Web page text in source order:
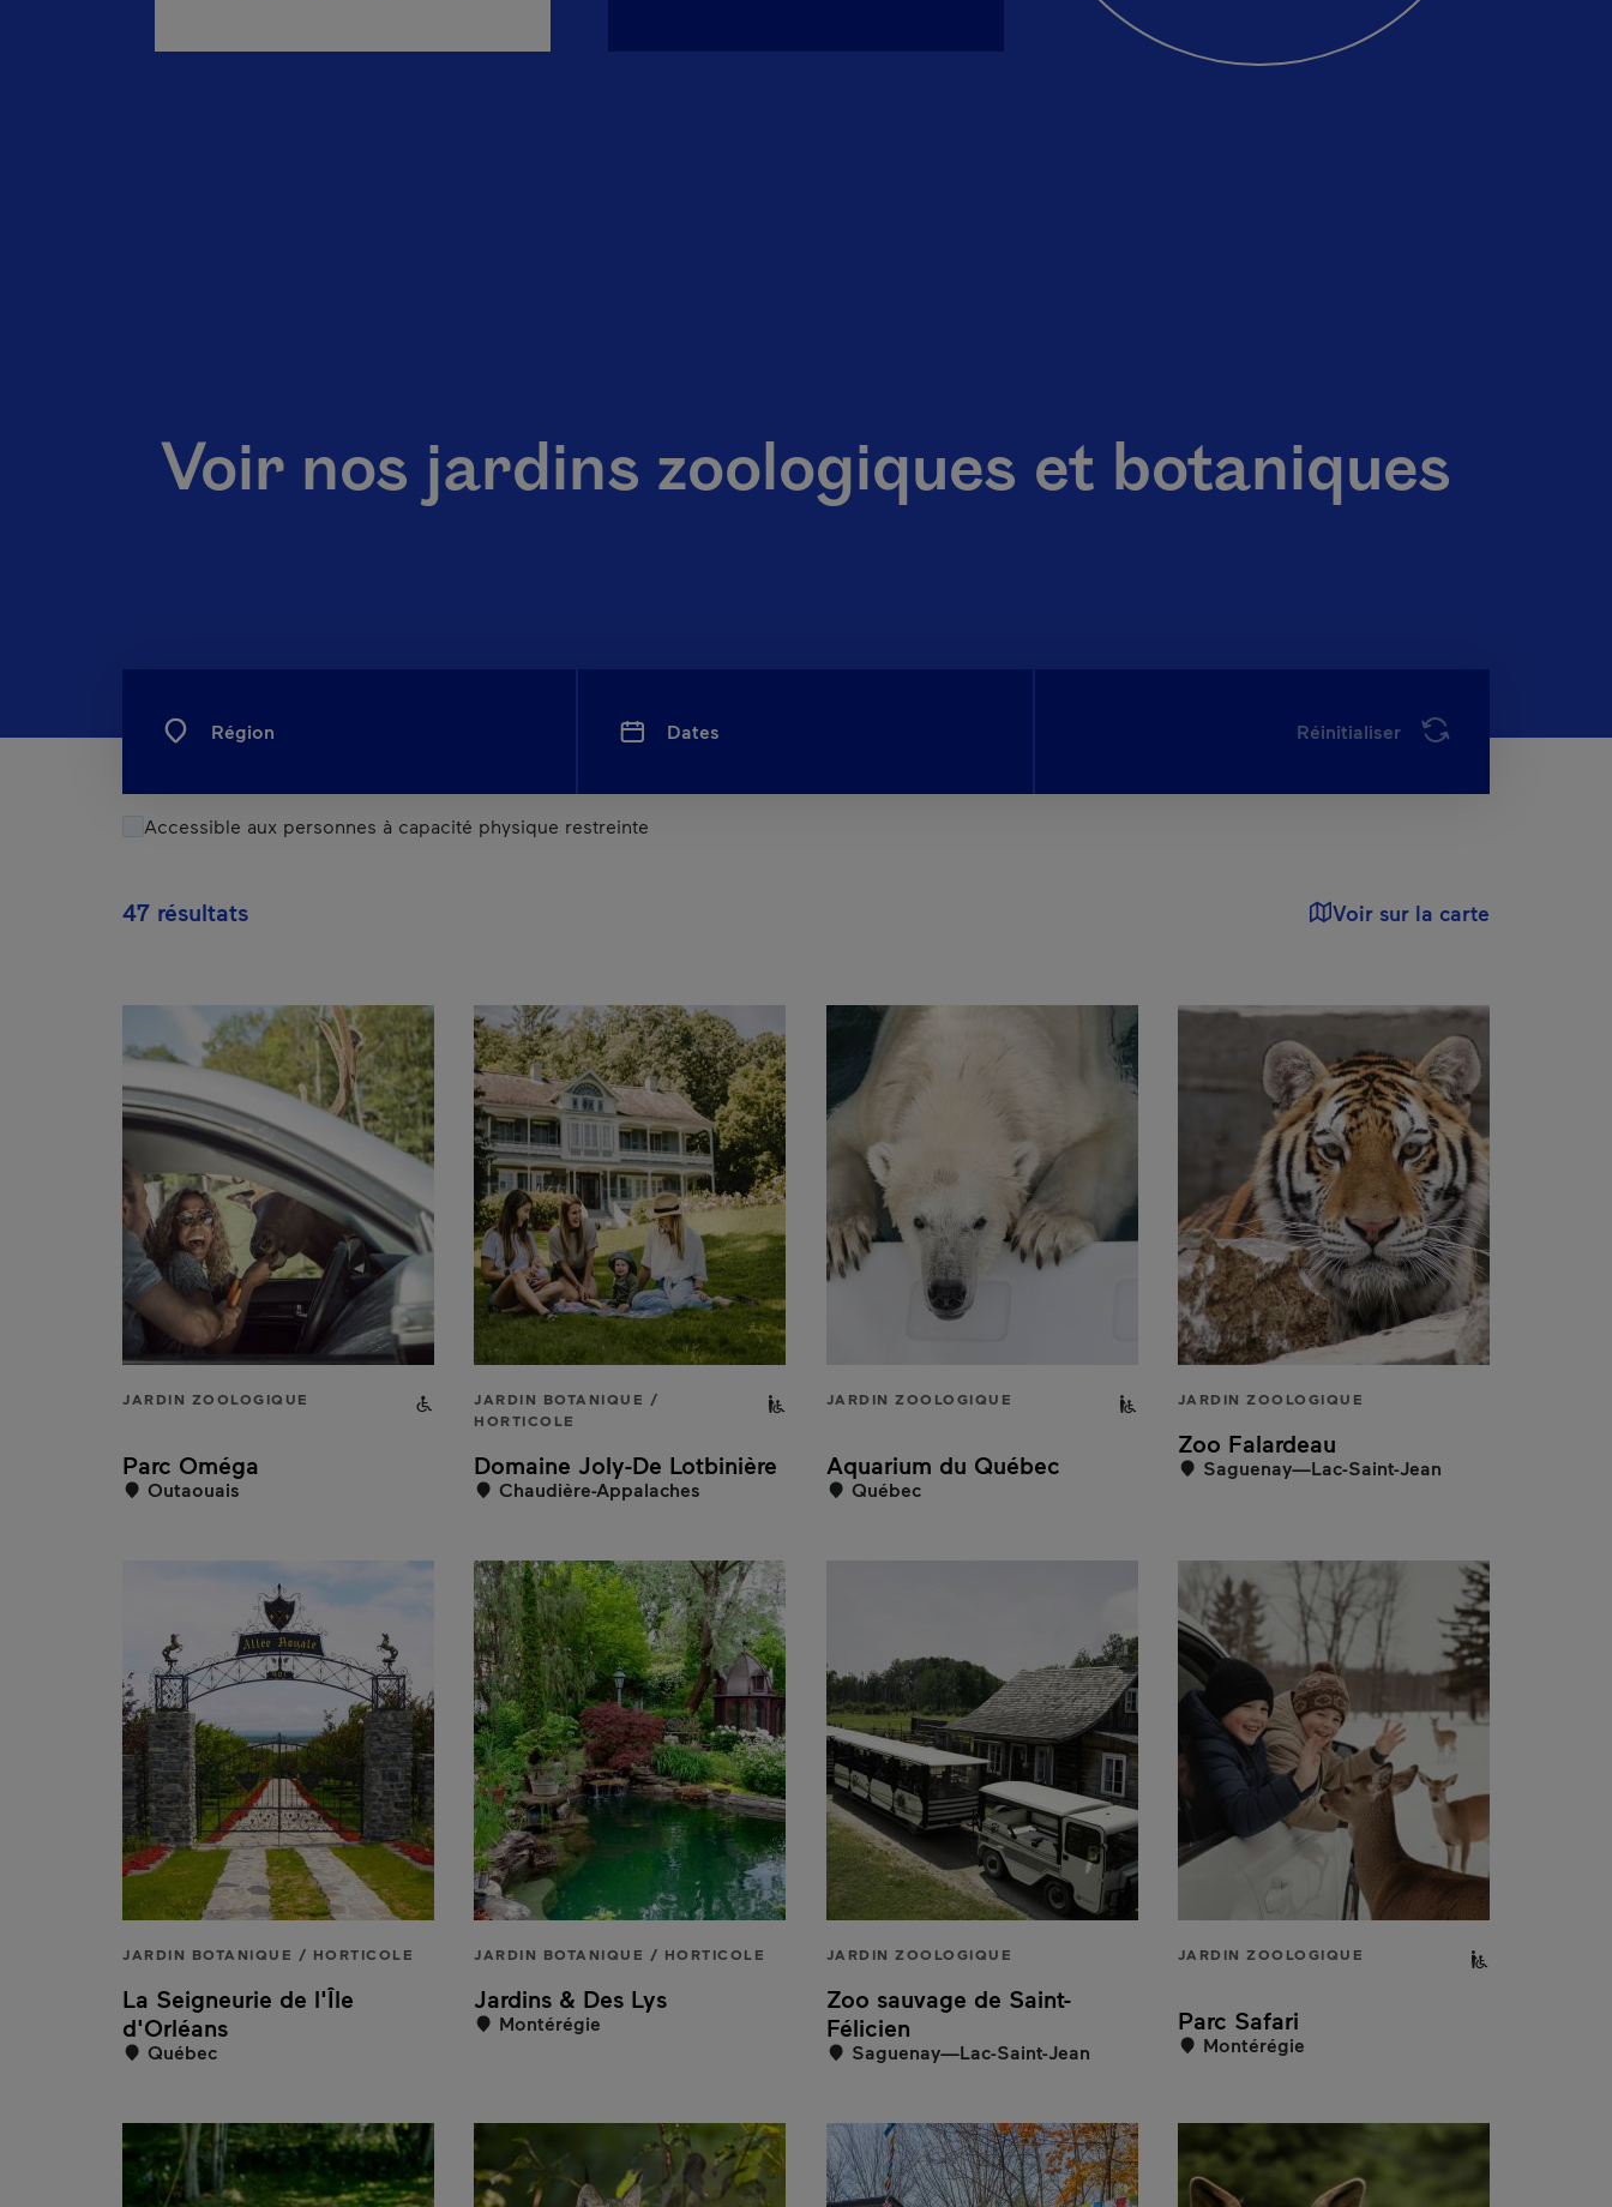
Voir nos jardins zoologiques et botaniques
Région Dates Réinitialiser
Accessible aux personnes à capacité physique restreinte
47 résultats Voir sur la carte
Résultats
JARDIN ZOOLOGIQUE Accessible aux personnes à mobilité réduite
Parc Oméga
Outaouais
JARDIN BOTANIQUE /
HORTICOLE
Partiellement accessible aux personnes à mobilité réduite
Domaine Joly-De Lotbinière
Chaudière-Appalaches
JARDIN ZOOLOGIQUE Partiellement accessible aux personnes à mobilité
Aquarium du Québec
Québec
JARDIN ZOOLOGIQUE
Zoo Falardeau
Saguenay—Lac-Saint-Jean
JARDIN BOTANIQUE / HORTICOLE
La Seigneurie de l'Île
d'Orléans
Québec
JARDIN BOTANIQUE / HORTICOLE
Jardins & Des Lys
Montérégie
JARDIN ZOOLOGIQUE
Zoo sauvage de Saint-
Félicien
Saguenay—Lac-Saint-Jean
JARDIN ZOOLOGIQUE
Parc Safari
Montérégie